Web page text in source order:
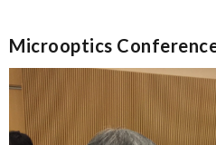
Microoptics